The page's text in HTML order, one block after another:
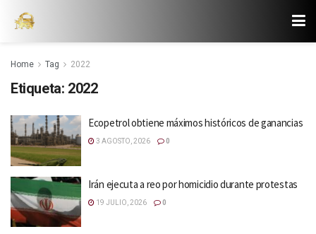
Home Tag 2022
Etiqueta: 2022
Ecopetrol obtiene máximos históricos de ganancias
3 AGOSTO, 2026 0
Irán ejecuta a reo por homicidio durante protestas
19 JULIO, 2026 0